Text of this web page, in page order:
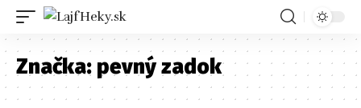
Značka: pevný zadok